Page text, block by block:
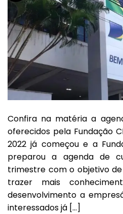
Confira na matéria a
oferecidos pela Fundação
2022 já começou e a
preparou a agenda de
trimestre com o objetivo
trazer mais
desenvolvimento a
interessados já […]